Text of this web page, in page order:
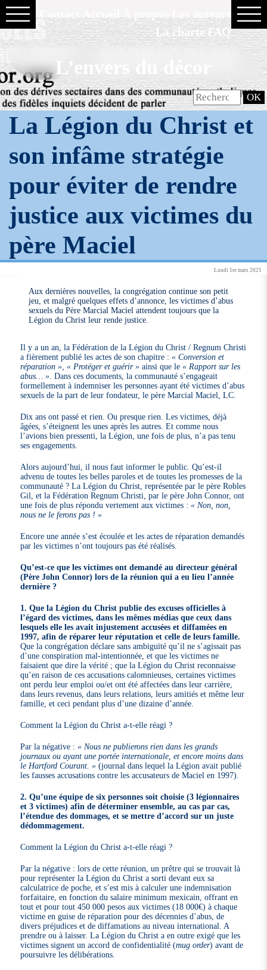
La charte FAQ
L’envers du décor
La Légion du Christ et
son infâme stratégie
pour éviter de rendre
justice aux victimes du
père Maciel
Lundi 1er mars 2021
Aux dernières nouvelles, la congrégation continue son petit
jeu, et malgré quelques effets d’annonce, les victimes d’abus
sexuels du Père Marcial Maciel attendent toujours que la
Légion du Christ leur rende justice.
Il y a un an, la Fédération de la Légion du Christ / Regnum Christi
a fièrement publié les actes de son chapitre :« Conversion et
réparation » « Protéger et guérir » ainsi que le« Rapport sur les
abus… » . Dans ces documents, la communauté s’engageait
formellement à indemniser les personnes ayant été victimes d’abus
sexuels de la part de leur fondateur, le père Marcial Maciel, LC.
Dix ans ont passé et rien. Ou presque rien. Les victimes, déjà
âgées, s’éteignent les unes après les autres. Et comme nous
l’avions bien pressenti, la Légion, une fois de plus, n’a pas tenu
ses engagements.
Alors aujourd’hui, il nous faut informer le public. Qu’est-il
advenu de toutes les belles paroles et de toutes les promesses de la
communauté ? La Légion du Christ, représentée par le père Robles
Gil, et la Fédération Regnum Christi, par le père John Connor, ont
une fois de plus répondu vertement aux victimes :« Non, non,
nous ne le ferons pas ! »
Encore une année s’est écoulée et les actes de réparation demandés
par les victimes n’ont toujours pas été réalisés.
Qu’est-ce que les victimes ont demandé au directeur général
(Père John Connor) lors de la réunion qui a eu lieu l’année
dernière ?
1. Que la Légion du Christ publie des excuses officielles à
l’égard des victimes, dans les mêmes médias que ceux dans
lesquels elle les avait injustement accusées et diffamées en
1997, afin de réparer leur réputation et celle de leurs famille.
Que la congrégation déclare sans ambiguïté qu’il ne s’agissait pas
d’une conspiration mal-intentionnée, et que les victimes ne
faisaient que dire la vérité ; que la Légion du Christ reconnaisse
qu’en raison de ces accusations calomnieuses, certaines victimes
ont perdu leur emploi ou/et ont été affectées dans leur carrière,
dans leurs revenus, dans leurs relations, leurs amitiés et même leur
famille, et ceci pendant plus d’une dizaine d’année.
Comment la Légion du Christ a-t-elle réagi ?
Par la négative :« Nous ne publierons rien dans les grands
journaux ou ayant une portée internationale, et encore moins dans
le Hartford Courant. » (journal dans lequel la Légion avait publié
les fausses accusations contre les accusateurs de Maciel en 1997).
2. Qu’une équipe de six personnes soit choisie (3 légionnaires
et 3 victimes) afin de déterminer ensemble, au cas par cas,
l’étendue des dommages, et se mettre d’accord sur un juste
dédommagement.
Comment la Légion du Christ a-t-elle réagi ?
Par la négative : lors de cette réunion, un prêtre qui se trouvait là
pour représenter la Légion du Christ a sorti devant eux sa
calculatrice de poche, et s’est mis à calculer une indemnisation
forfaitaire, en fonction du salaire minimum mexicain, offrant en
tout et pour tout 450 000 pesos aux victimes (18 000€) à chaque
victime en guise de réparation pour des décennies d’abus, de
divers préjudices et de diffamations au niveau international. A
prendre ou à laisser. La Légion du Christ a en outre exigé que les
victimes signent un accord de confidentialité (mug order) avant de
poursuivre les délibérations.